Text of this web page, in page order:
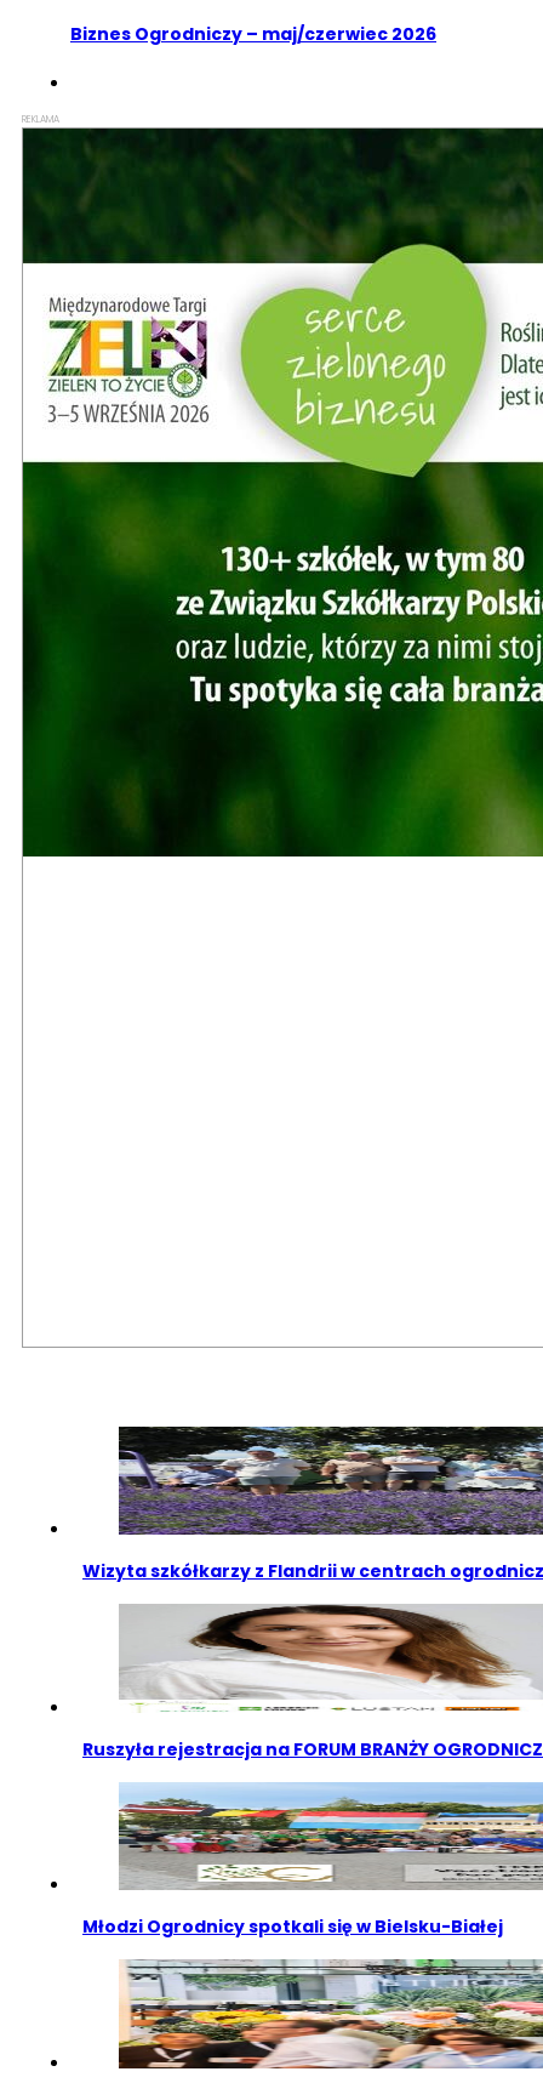
Biznes Ogrodniczy – maj/czerwiec 2026
REKLAMA
Wizyta szkółkarzy z Flandrii w centrach
Ruszyła rejestracja na FORUM BRANŻY
Młodzi Ogrodnicy spotkali się w Bielsku-Białej